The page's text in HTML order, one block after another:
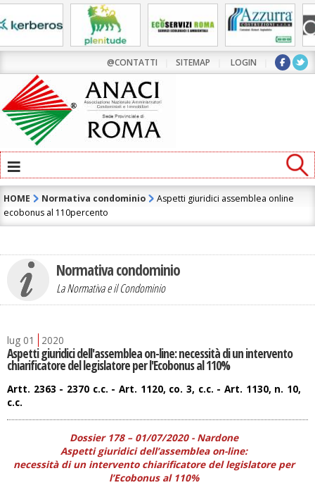
@CONTATTI SITEMAP LOGIN
≡
HOME Normativa condominio
Aspetti giuridici assemblea online
ecobonus al 110percento
Normativa condominio
La Normativa e il Condominio
lug 01 2020
Aspetti giuridici dell'assemblea on-line: necessità di un intervento
chiarificatore del legislatore per l'Ecobonus al 110%
Artt. 2363 - 2370 c.c. - Art. 1120, co. 3, c.c. - Art. 1130, n. 10,
c.c.
Dossier 178 – 01/07/2020 - Nardone
Aspetti giuridici dell’assemblea on-line:
necessità di un intervento chiarificatore del legislatore per
l’Ecobonus al 110%